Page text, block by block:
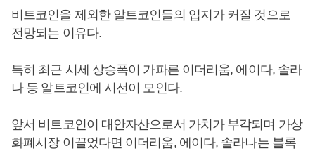
비트코인을 제외한 알트코인들의 입지가 커질 것으로
전망되는 이유다.
특히 최근 시세 상승폭이 가파른 이더리움, 에이다, 솔라
나 등 알트코인에 시선이 모인다.
앞서 비트코인이 대안자산으로서 가치가 부각되며 가상
화폐시장 이끌었다면 이더리움, 에이다, 솔라나는 블록